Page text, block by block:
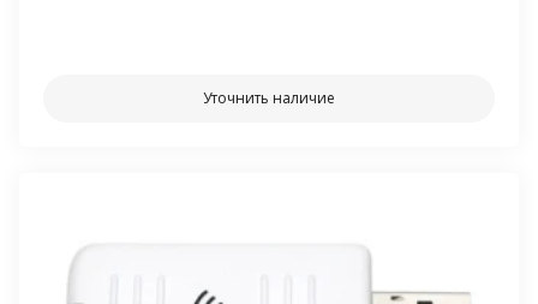
Уточнить наличие